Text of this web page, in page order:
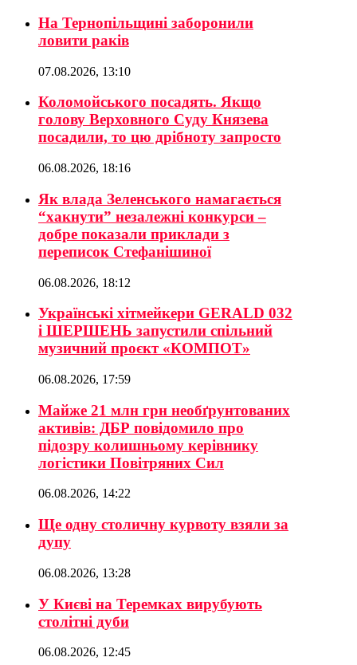
На Тернопільщині заборонили
ловити раків
07.08.2026, 13:10
Коломойського посадять. Якщо
голову Верховного Суду Князева
посадили, то цю дрібноту запросто
06.08.2026, 18:16
Як влада Зеленського намагається
“хакнути” незалежні конкурси –
добре показали приклади з
переписок Стефанішиної
06.08.2026, 18:12
Українські хітмейкери GERALD 032
і ШЕРШЕНЬ запустили спільний
музичний проєкт «КОМПОТ»
06.08.2026, 17:59
Майже 21 млн грн необґрунтованих
активів: ДБР повідомило про
підозру колишньому керівнику
логістики Повітряних Сил
06.08.2026, 14:22
Ще одну столичну курвоту взяли за
дупу
06.08.2026, 13:28
У Києві на Теремках вирубують
столітні дуби
06.08.2026, 12:45